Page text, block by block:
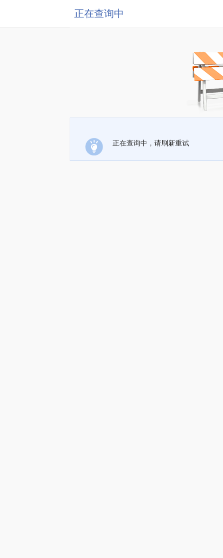
正在查询中
正在查询中，请刷新重试